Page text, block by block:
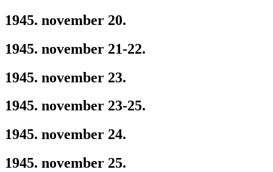
1945. november 20.
1945. november 21-22.
1945. november 23.
1945. november 23-25.
1945. november 24.
1945. november 25.